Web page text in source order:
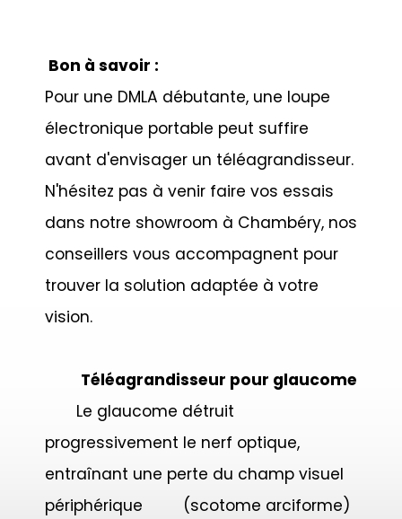
Bon à savoir :
Pour une DMLA débutante, une loupe
électronique portable peut suffire
avant d'envisager un téléagrandisseur.
N'hésitez pas à venir faire vos essais
dans notre showroom à Chambéry, nos
conseillers vous accompagnent pour
trouver la solution adaptée à votre
vision.
Téléagrandisseur pour glaucome
Le glaucome détruit
progressivement le nerf optique,
entraînant une perte du champ visuel
périphérique (scotome arciforme)